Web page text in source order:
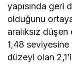
yapısında geri
olduğunu
aralıksız
1,48
düzeyi olan